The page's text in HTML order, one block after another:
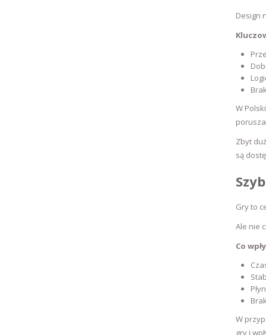
Design
W
Zbyt
są
Gry to
Ale nie
Co
W
gry i